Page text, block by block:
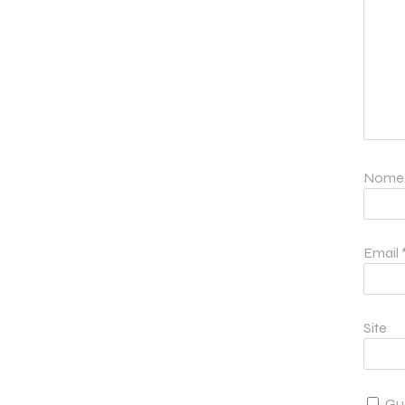
Nome
Email
Site